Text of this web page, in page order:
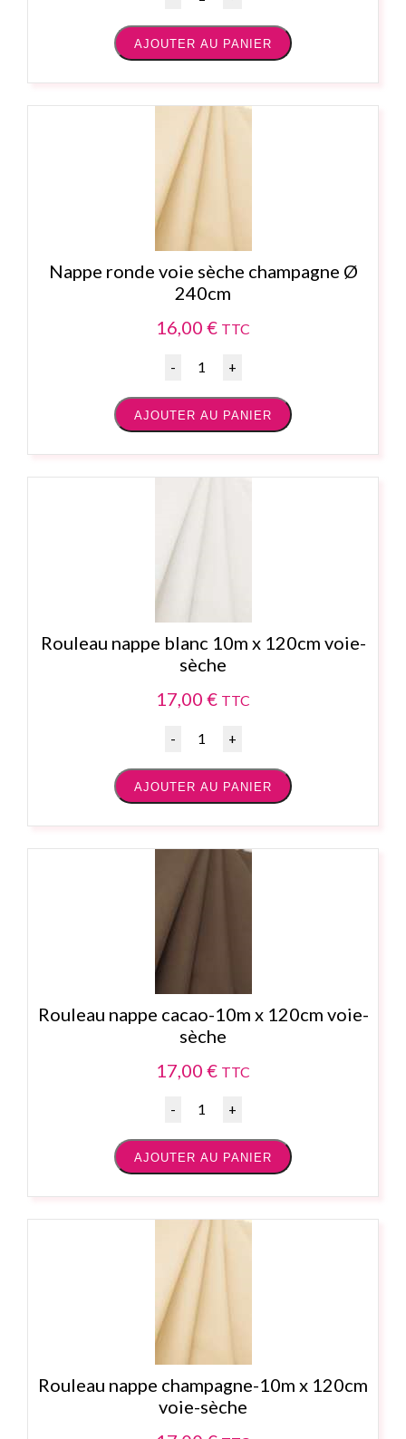
AJOUTER AU PANIER
Nappe ronde voie sèche champagne Ø
240cm
16,00 € TTC
Quantité
AJOUTER AU PANIER
Rouleau nappe blanc 10m x 120cm voie-
sèche
17,00 € TTC
Quantité
AJOUTER AU PANIER
Rouleau nappe cacao-10m x 120cm voie-
sèche
17,00 € TTC
Quantité
AJOUTER AU PANIER
Rouleau nappe champagne-10m x 120cm
voie-sèche